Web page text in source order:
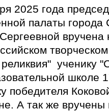
2025 года
палаты города
вручена
ученику
школе
победителя
А так же вручены